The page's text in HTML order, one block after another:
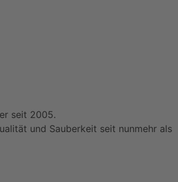
seit 2005.
und Sauberkeit seit nunmehr als